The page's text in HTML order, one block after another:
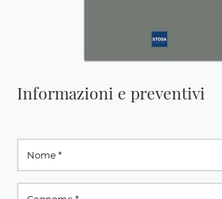
Informazioni e preventivi